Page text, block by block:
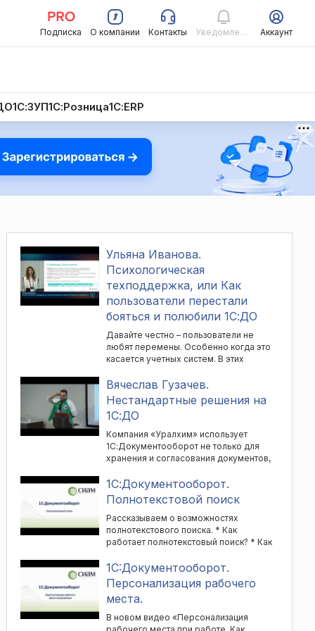
Подписка О компании Контакты Уведомления Аккаунт
1С:ЗУП1С:Розница1С:ERP
Ульяна Иванова.
Психологическая
техподдержка, или Как
пользователи перестали
бояться и полюбили 1С:ДО
Давайте честно – пользователи не
любят перемены. Особенно когда это
касается учетных систем. В этих
пользовательской нервной системы
важно выстроить грамотную линию
поддержки: не только технической, но
и психологической. Расскажем о
попытках сгладить всесторонней
поддержкой неизбежное раздражение
пользователей в период перехода
«Самоката» с Directum RX на 1С:ДО.
Доклад в виде статьи:
https://infostart.ru/pm/2251999/
Вячеслав Гузачев.
Нестандартные решения на
1С:ДО
Компания «Уралхим» использует
1С:Документооборот не только для
хранения и согласования документов,
управления НСИ между 47 системами
(не только на 1С); для бэкенда к
мобильным приложениям охранников;
и в качестве сервиса заказа справок
для сотрудников. О деталях реализации
нестандартных решений,
на базе 1С:Документооборот, пойдет
речь в докладе. Доклад в виде статьи:
https://infostart.ru/pm/2159887/
1С:Документооборот.
Полнотекстовой поиск
Рассказываем о возможностях
полнотекстового поиска. * Как
работает полнотекстовый поиск? * Как
возможности? * Как пользоваться
языком запросов?
1C:Документооборот.
Персонализация рабочего
места.
В новом видео «Персонализация